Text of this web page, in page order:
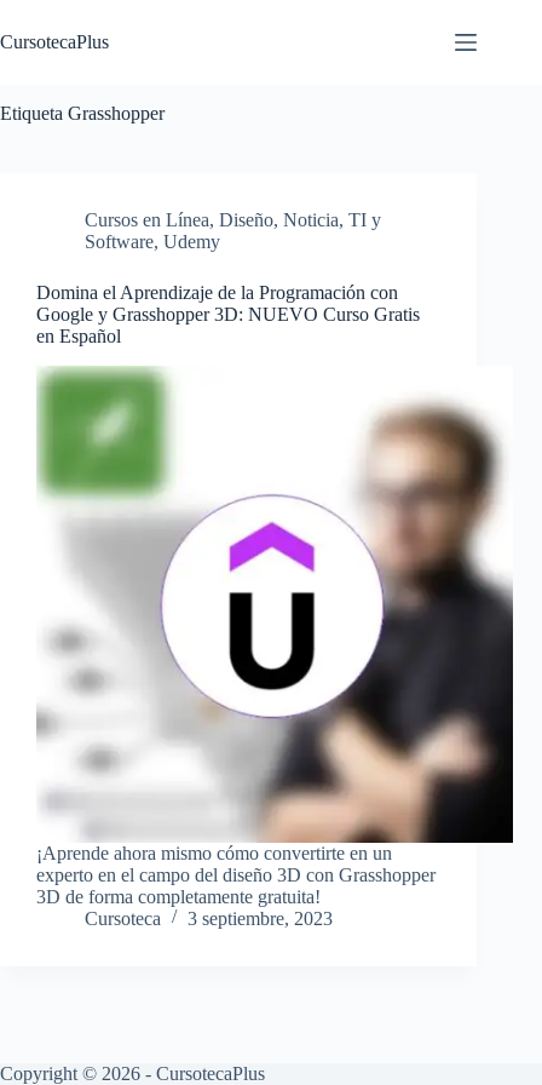
al
contenido
CursotecaPlus
Etiqueta Grasshopper
Cursos en Línea, Diseño, Noticia, TI y
Software, Udemy
Domina el Aprendizaje de la Programación con
Google y Grasshopper 3D: NUEVO Curso Gratis
en Español
¡Aprende ahora mismo cómo convertirte en un
experto en el campo del diseño 3D con Grasshopper
3D de forma completamente gratuita!
Cursoteca
3 septiembre, 2023
Copyright © 2026 - CursotecaPlus